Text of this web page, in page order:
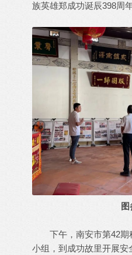
族英雄郑成功诞辰398周
图
下午，南安市第42
小组，到成功故里开展